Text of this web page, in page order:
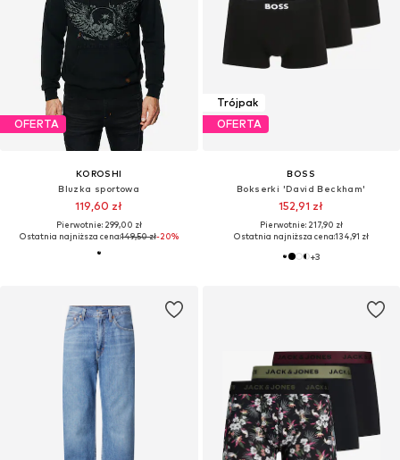
OFERTA
KOROSHI
Bluzka sportowa
119,60 zł
Pierwotnie: 299,00 zł
Ostatnia najniższa cena:149,50 zł-20%
Trójpak
OFERTA
BOSS
Bokserki 'David Beckham'
152,91 zł
Pierwotnie: 217,90 zł
Ostatnia najniższa cena:134,91 zł
+3